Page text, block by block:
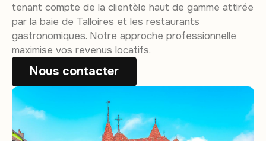
tenant compte de la clientèle haut de gamme attirée
par la baie de Talloires et les restaurants
gastronomiques. Notre approche professionnelle
maximise vos revenus locatifs.
Nous contacter